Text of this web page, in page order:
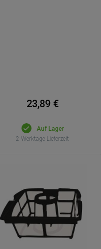
23,89 €
Auf Lager
2 Werktage Lieferzeit